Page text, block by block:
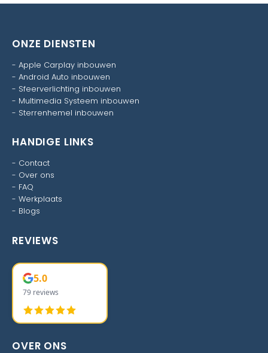
ONZE DIENSTEN
- Apple Carplay inbouwen
- Android Auto inbouwen
- Sfeerverlichting inbouwen
- Multimedia Systeem inbouwen
- Sterrenhemel inbouwen
HANDIGE LINKS
- Contact
- Over ons
- FAQ
- Werkplaats
- Blogs
REVIEWS
5.0
79 reviews
OVER ONS